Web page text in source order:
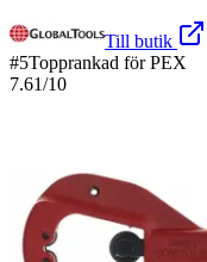
Till butik
#5Topprankad för PEX
7.61/10